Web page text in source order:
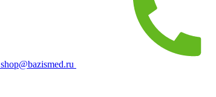
shop@bazismed.ru